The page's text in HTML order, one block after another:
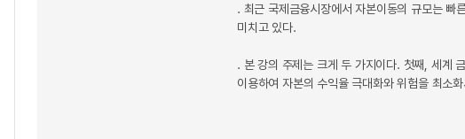
. 최근 국제금융시장에서 자본이동의 규모는 빠
미치고 있다.
. 본 강의 주제는 크게 두 가지이다. 첫째, 세계
이용하여 자본의 수익율 극대화와 위험을 최소